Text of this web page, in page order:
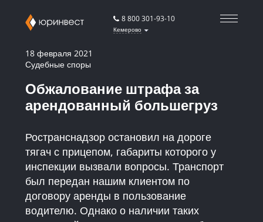
8 800 301-93-10
Кемерово
18 февраля 2021
Судебные споры
Обжалование штрафа за
арендованный большегруз
Ространснадзор остановил на дороге
тягач с прицепом, габариты которого у
инспекции вызвали вопросы. Транспорт
был передан нашим клиентом по
договору аренды в пользование
водителю. Однако о наличии таких